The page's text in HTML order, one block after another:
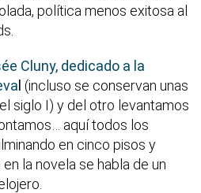
política menos exitosa al
Cluny, dedicado a la
(incluso se conservan unas
siglo I) y del otro levantamos
aquí todos los
en cinco pisos y
la novela se habla de un